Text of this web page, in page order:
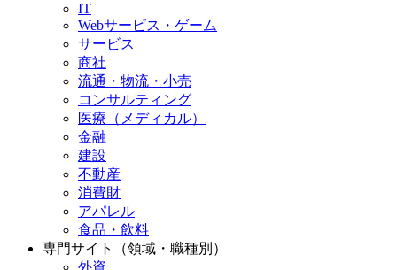
IT
Webサービス・ゲーム
サービス
商社
流通・物流・小売
コンサルティング
医療（メディカル）
金融
建設
不動産
消費財
アパレル
食品・飲料
専門サイト（領域・職種別）